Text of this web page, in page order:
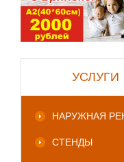
УСЛУГИ
НАРУЖНАЯ
СТЕНДЫ